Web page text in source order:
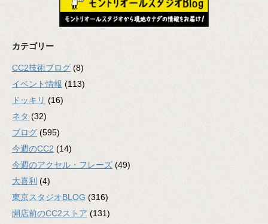
カテゴリー
CC2技術ブログ (8)
イベント情報 (113)
ドッキリ (16)
ネタ (32)
ブログ (595)
今週のCC2 (14)
今週のアクセル・フレーズ (49)
大喜利 (4)
東京スタジオBLOG (316)
開店前のCC2ストア (131)